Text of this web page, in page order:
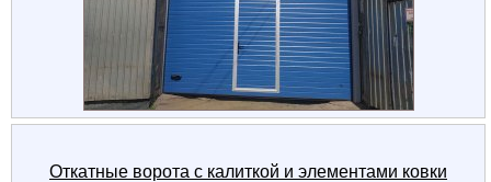
Откатные ворота с калиткой и элементами ковки